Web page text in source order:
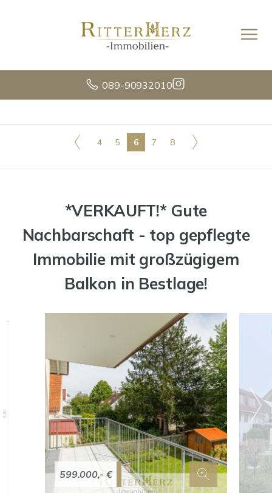
089-90932010
4 5 6 7 8
*VERKAUFT!* Gute
Nachbarschaft - top gepflegte
Immobilie mit großzügigem
Balkon in Bestlage!
599.000,- €